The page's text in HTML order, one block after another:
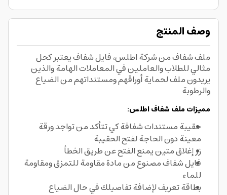
وصف المنتج
ملف شفاف من شركة اطلس، فايل شفاف يعتبر كحل
مثالي للطلاب والعاملين في المعاملات الهامة والذين
يريدون ملف لحماية أوراقهم ومستنداتهم من الضياع
والرطوبة
مميزات ملف شفاف اطلس:
حقيبة مستندات شفافة كي تتأكد من تواجد ورقة
معينة دون الحاجة لفتح الحقيبة
زر إغلاق متين يمنع الفتح عن طريق الخطأ
فايل شفاف مصنوع من مادة مقاومة للتمزق ومقاومة
للماء
بطاقة تعريف لإضافة تفاصيلك في حال الضياع